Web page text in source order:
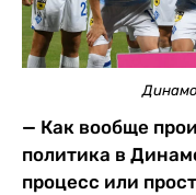
— Как вообще
политика в
процесс или